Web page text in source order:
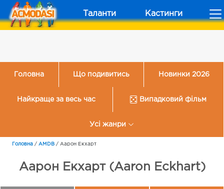
Таланти Кастинги
Головна Що подивитись Новинки 2026
Найкраще за весь час Випадковий фільм
Усі жанри
Головна / AMDB / Аарон Екхарт
Аарон Екхарт (Aaron Eckhart)